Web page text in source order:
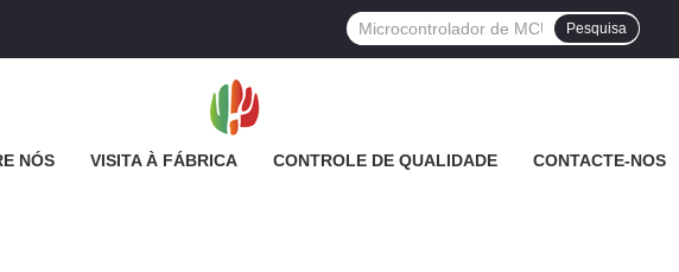
Pesquisa
NÓS VISITA À FÁBRICA CONTROLE DE QUALIDADE CONTACTE-NOS